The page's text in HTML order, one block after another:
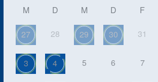
M D M D F
27 28 29 30 31
3 4 5 6 7